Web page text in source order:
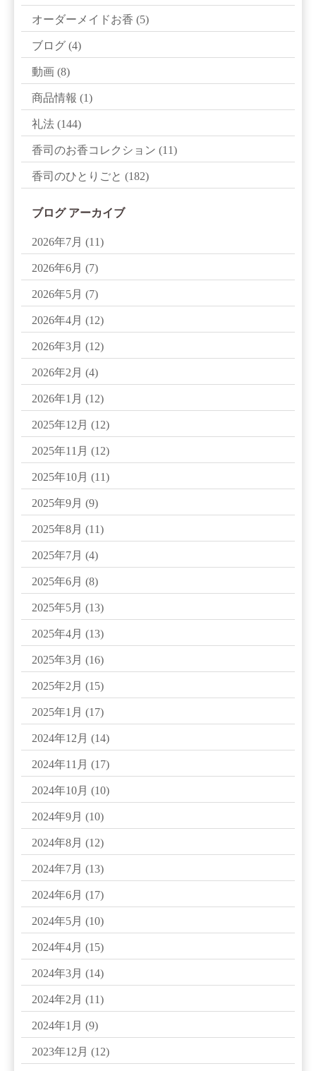
オーダーメイドお香 (5)
ブログ (4)
動画 (8)
商品情報 (1)
礼法 (144)
香司のお香コレクション (11)
香司のひとりごと (182)
ブログ アーカイブ
2026年7月 (11)
2026年6月 (7)
2026年5月 (7)
2026年4月 (12)
2026年3月 (12)
2026年2月 (4)
2026年1月 (12)
2025年12月 (12)
2025年11月 (12)
2025年10月 (11)
2025年9月 (9)
2025年8月 (11)
2025年7月 (4)
2025年6月 (8)
2025年5月 (13)
2025年4月 (13)
2025年3月 (16)
2025年2月 (15)
2025年1月 (17)
2024年12月 (14)
2024年11月 (17)
2024年10月 (10)
2024年9月 (10)
2024年8月 (12)
2024年7月 (13)
2024年6月 (17)
2024年5月 (10)
2024年4月 (15)
2024年3月 (14)
2024年2月 (11)
2024年1月 (9)
2023年12月 (12)